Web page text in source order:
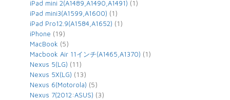
iPad mini 2(A1489,A1490,A1491) (1)
iPad mini3(A1599,A1600) (1)
iPad Pro12.9(A1584,A1652) (1)
iPhone (19)
MacBook (5)
Macbook Air 11インチ(A1465,A1370) (1)
Nexus 5(LG) (11)
Nexus 5X(LG) (13)
Nexus 6(Motorola) (5)
Nexus 7(2012:ASUS) (3)